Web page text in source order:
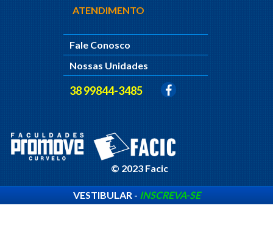
ATENDIMENTO
Fale Conosco
Nossas Unidades
38 99844-3485
© 2023 Facic
VESTIBULAR - INSCREVA-SE